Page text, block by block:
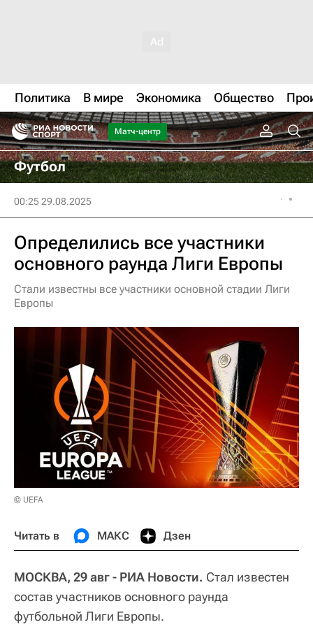
Политика В мире Экономика Общество
Матч-центр
Футбол
00:25 29.08.2025
Определились все участники
основного раунда Лиги Европы
Стали известны все участники основной стадии Лиги
Европы
© UEFA
Читать в МАКС Дзен
МОСКВА, 29 авг - РИА Новости. Стал известен
состав участников основного раунда
футбольной Лиги Европы.